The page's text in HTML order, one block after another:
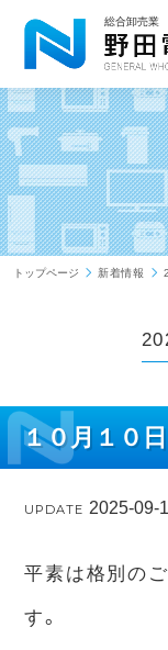
総合卸売業
会社概要
取扱メーカー
拠点一覧
トップページ 新着情報
１０月１０
UPDATE 2025-09-
平素は格別の
す。